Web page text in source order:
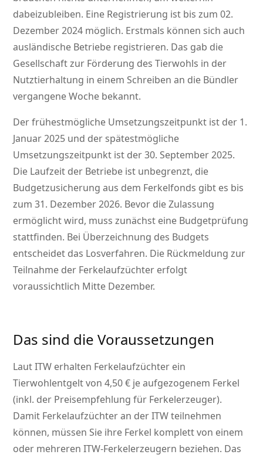
dabeizubleiben. Eine Registrierung ist bis zum 02.
Dezember 2024 möglich. Erstmals können sich auch
ausländische Betriebe registrieren. Das gab die
Gesellschaft zur Förderung des Tierwohls in der
Nutztierhaltung in einem Schreiben an die Bündler
vergangene Woche bekannt.
Der frühestmögliche Umsetzungszeitpunkt ist der 1.
Januar 2025 und der spätestmögliche
Umsetzungszeitpunkt ist der 30. September 2025.
Die Laufzeit der Betriebe ist unbegrenzt, die
Budgetzusicherung aus dem Ferkelfonds gibt es bis
zum 31. Dezember 2026. Bevor die Zulassung
ermöglicht wird, muss zunächst eine Budgetprüfung
stattfinden. Bei Überzeichnung des Budgets
entscheidet das Losverfahren. Die Rückmeldung zur
Teilnahme der Ferkelaufzüchter erfolgt
voraussichtlich Mitte Dezember.
Das sind die Voraussetzungen
Laut ITW erhalten Ferkelaufzüchter ein
Tierwohlentgelt von 4,50 € je aufgezogenem Ferkel
(inkl. der Preisempfehlung für Ferkelerzeuger).
Damit Ferkelaufzüchter an der ITW teilnehmen
können, müssen Sie ihre Ferkel komplett von einem
oder mehreren ITW-Ferkelerzeugern beziehen. Das